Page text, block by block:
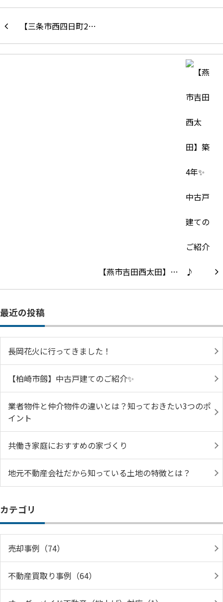
【三条市西四日町2…
【燕市吉田西太田】…
最近の投稿
長岡花火に行ってきました！
【柏崎市劔】中古戸建てのご紹介✨
業者物件と仲介物件の違いとは？知っておきたい3つのポ
イント
共働き家庭におすすめの家づくり
地元不動産会社だから知っている土地の特徴とは？
カテゴリ
売却事例（74）
不動産買取り事例（64）